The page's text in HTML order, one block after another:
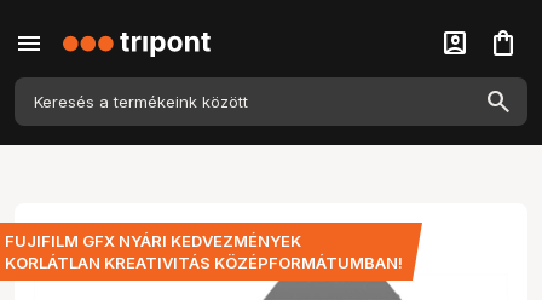
menu account_box shopping_bag
FUJIFILM GFX NYÁRI KEDVEZMÉNYEK
KORLÁTLAN KREATIVITÁS KÖZÉPFORMÁTUMBAN!